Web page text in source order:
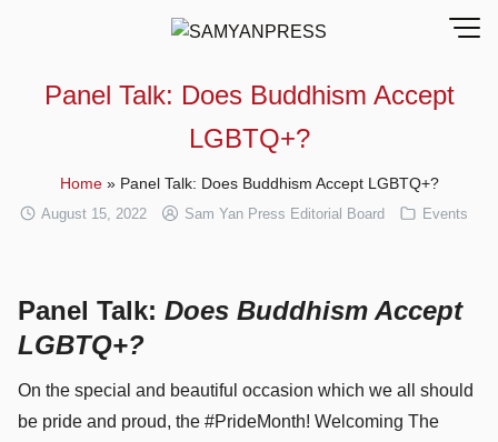
Panel Talk: Does Buddhism Accept
LGBTQ+?
Home» Panel Talk: Does Buddhism Accept LGBTQ+?
August 15, 2022 Sam Yan Press Editorial Board Events
Panel Talk: Does Buddhism Accept
LGBTQ+?
On the special and beautiful occasion which we all should
be pride and proud, the #PrideMonth! Welcoming The